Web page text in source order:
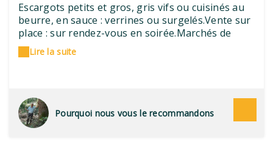
Escargots petits et gros, gris vifs ou cuisinés au
beurre, en sauce : verrines ou surgelés.Vente sur
place : sur rendez-vous en soirée.Marchés de
Noël et gourmands de la région (Magasins et
commerces locaux : en cours).
Lire la suite
Pourquoi nous vous le recommandons